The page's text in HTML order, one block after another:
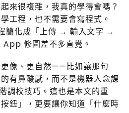
來很複雜，我真的學得會嗎？
工程，也不需要會寫程式。
簡化成「上傳 → 輸入文字 →
修圖差不多直覺。
像、更自然——比如讓那句
有鼻酸感，而不是機器人念課
調校技巧。這也是本文的重
鈕」，更要讓你知道「什麼時